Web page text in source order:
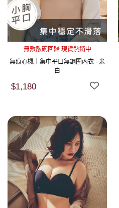
無數敲碗回歸 現貨熱銷中
無痕心機｜集中平口無鋼圈內衣 - 米
白
$1,180